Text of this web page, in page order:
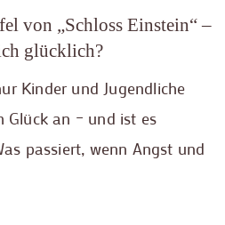
von „Schloss Einstein“ –
glücklich?
Kinder und Jugendliche
an – und ist es
passiert, wenn Angst und